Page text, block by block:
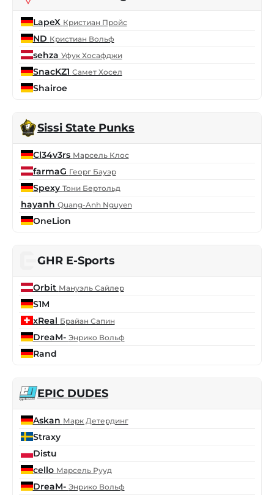
LapeX Кристиан Пройс
ND Кристиан Вольф
sehza Уфук Хосафджи
SnacKZ1 Самет Хосел
Shairoe
Sissi State Punks
Cl34v3rs Марсель Клос
farmaG Георг Бауэр
Spexy Тони Бертольд
hayanh Quang-Anh Nguyen
OneLion
GHR E-Sports
Orbit Мануэль Сайлер
S1M
xReal Брайан Сапин
DreaM- Энрико Вольф
Rand
EPIC DUDES
Askan Марк Детердинг
Straxy
Distu
cello Марсель Рууд
DreaM- Энрико Вольф